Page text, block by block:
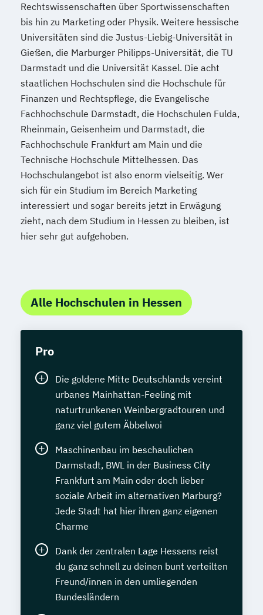
Rechtswissenschaften über Sportwissenschaften
bis hin zu Marketing oder Physik. Weitere hessische
Universitäten sind die Justus-Liebig-Universität in
Gießen, die Marburger Philipps-Universität, die TU
Darmstadt und die Universität Kassel. Die acht
staatlichen Hochschulen sind die Hochschule für
Finanzen und Rechtspflege, die Evangelische
Fachhochschule Darmstadt, die Hochschulen Fulda,
Rheinmain, Geisenheim und Darmstadt, die
Fachhochschule Frankfurt am Main und die
Technische Hochschule Mittelhessen. Das
Hochschulangebot ist also enorm vielseitig. Wer
sich für ein Studium im Bereich Marketing
interessiert und sogar bereits jetzt in Erwägung
zieht, nach dem Studium in Hessen zu bleiben, ist
hier sehr gut aufgehoben.
Alle Hochschulen in Hessen
Pro
Die goldene Mitte Deutschlands vereint
urbanes Mainhattan-Feeling mit
naturtrunkenen Weinbergradtouren und
ganz viel gutem Äbbelwoi
Maschinenbau im beschaulichen
Darmstadt, BWL in der Business City
Frankfurt am Main oder doch lieber
soziale Arbeit im alternativen Marburg?
Jede Stadt hat hier ihren ganz eigenen
Charme
Dank der zentralen Lage Hessens reist
du ganz schnell zu deinen bunt verteilten
Freund/innen in den umliegenden
Bundesländern